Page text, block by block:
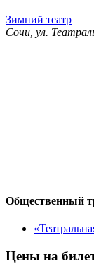
Зимний театр
Сочи, ул.
Общественный
Цены на